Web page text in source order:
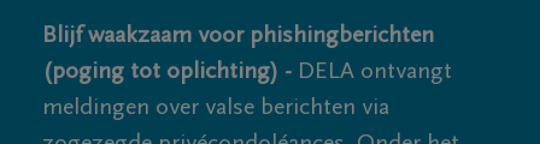
Blijf waakzaam voor phishingberichten
(poging tot oplichting) - DELA ontvangt
meldingen over valse berichten via